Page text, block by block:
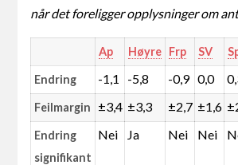
når det foreligger opplysninger om
Ap Høyre Frp SV
Endring -1,1 -5,8 -0,9 0,0
Feilmargin ±3,4 ±3,3 ±2,7 ±1,6
Endring
signifikant
Nei Ja Nei Nei